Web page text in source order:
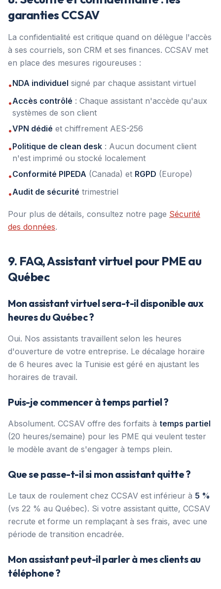
garanties CCSAV
La confidentialité est critique quand on délègue l'accès
à ses courriels, son CRM et ses finances. CCSAV met
en place des mesures rigoureuses :
•NDA individuel signé par chaque assistant virtuel
•Accès contrôlé : Chaque assistant n'accède qu'aux
systèmes de son client
•VPN dédié et chiffrement AES-256
•Politique de clean desk : Aucun document client
n'est imprimé ou stocké localement
•Conformité PIPEDA (Canada) et RGPD (Europe)
•Audit de sécurité trimestriel
Pour plus de détails, consultez notre page Sécurité
des données.
9. FAQ, Assistant virtuel pour PME au
Québec
Mon assistant virtuel sera-t-il disponible aux
heures du Québec ?
Oui. Nos assistants travaillent selon les heures
d'ouverture de votre entreprise. Le décalage horaire
de 6 heures avec la Tunisie est géré en ajustant les
horaires de travail.
Puis-je commencer à temps partiel ?
Absolument. CCSAV offre des forfaits à temps partiel
(20 heures/semaine) pour les PME qui veulent tester
le modèle avant de s'engager à temps plein.
Que se passe-t-il si mon assistant quitte ?
Le taux de roulement chez CCSAV est inférieur à 5 %
(vs 22 % au Québec). Si votre assistant quitte, CCSAV
recrute et forme un remplaçant à ses frais, avec une
période de transition encadrée.
Mon assistant peut-il parler à mes clients au
téléphone ?